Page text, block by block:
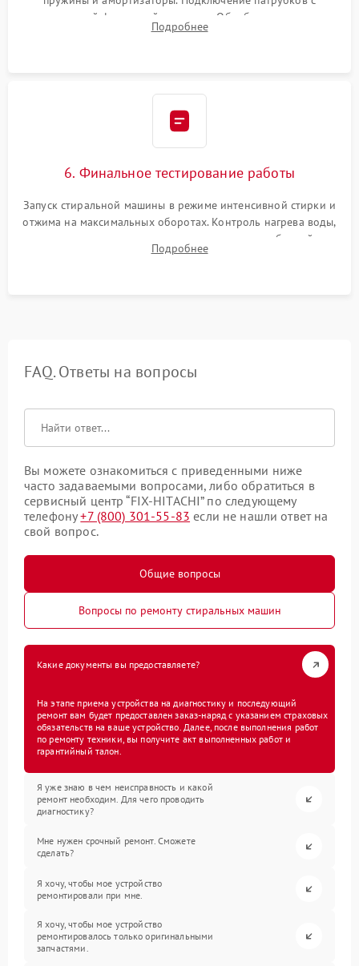
надежной фиксацией хомутами. Обработка стыков
герметиком для предотвращения возможных протечек воды.
Подробнее
6. Финальное тестирование работы
Запуск стиральной машины в режиме интенсивной стирки и
отжима на максимальных оборотах. Контроль нагрева воды,
корректности слива, отсутствия излишних вибраций,
посторонних стуков и протечек под корпусом.
Подробнее
FAQ. Ответы на вопросы
Вы можете ознакомиться с приведенными ниже
часто задаваемыми вопросами, либо обратиться в
сервисный центр “FIX-HITACHI” по следующему
телефону+7 (800) 301-55-83 если не нашли ответ на
свой вопрос.
Общие вопросы
Вопросы по ремонту стиральных машин
Какие документы вы предоставляете?
На этапе приема устройства на диагностику и последующий
ремонт вам будет предоставлен заказ-наряд с указанием страховых
обязательств на ваше устройство. Далее, после выполнения работ
по ремонту техники, вы получите акт выполненных работ и
гарантийный талон.
Я уже знаю в чем неисправность и какой
ремонт необходим. Для чего проводить
диагностику?
Мне нужен срочный ремонт. Сможете
сделать?
Я хочу, чтобы мое устройство
ремонтировали при мне.
Я хочу, чтобы мое устройство
ремонтировалось только оригинальными
запчастями.